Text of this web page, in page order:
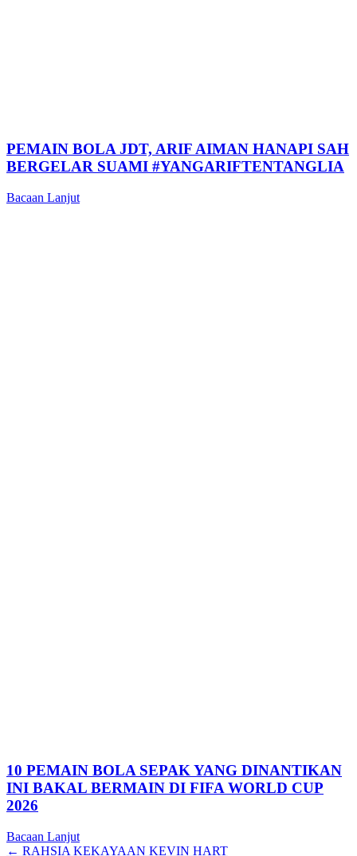
PEMAIN BOLA JDT, ARIF AIMAN HANAPI SAH
BERGELAR SUAMI #YANGARIFTENTANGLIA
Bacaan Lanjut
10 PEMAIN BOLA SEPAK YANG DINANTIKAN
INI BAKAL BERMAIN DI FIFA WORLD CUP
2026
Bacaan Lanjut
← RAHSIA KEKAYAAN KEVIN HART